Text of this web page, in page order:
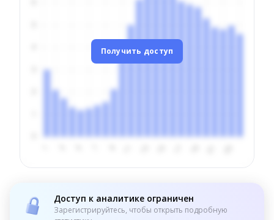
Получить доступ
Доступ к аналитике ограничен
Зарегистрируйтесь, чтобы открыть подробную